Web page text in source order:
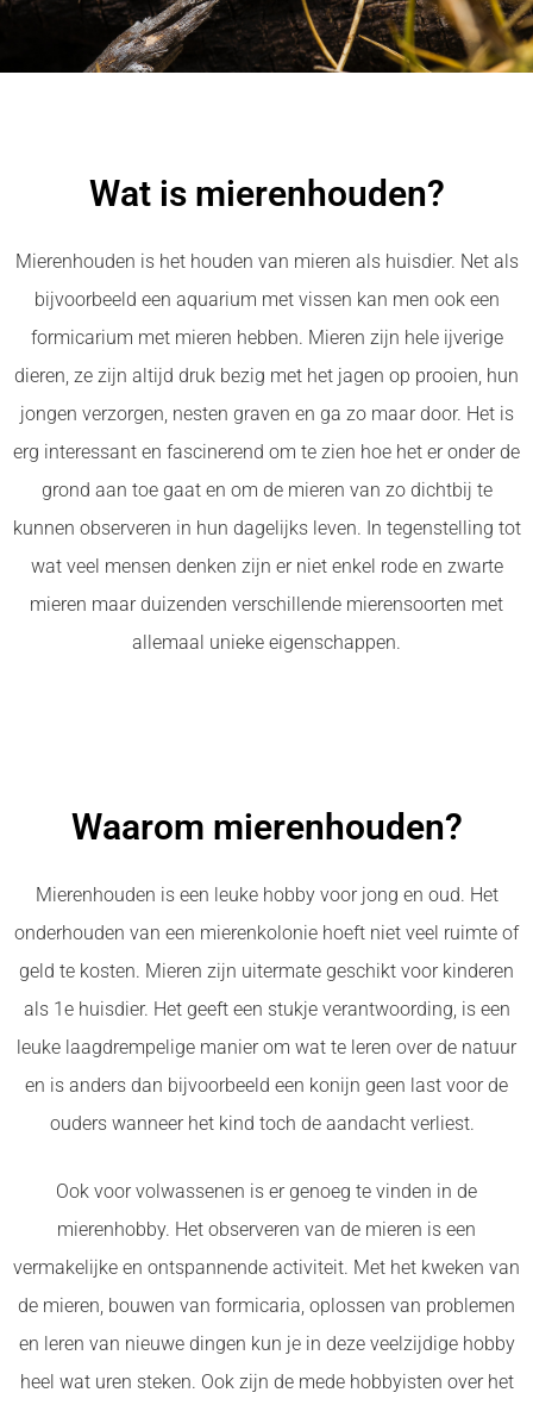
Wat is mierenhouden?
Mierenhouden is het houden van mieren als huisdier. Net als
bijvoorbeeld een aquarium met vissen kan men ook een
formicarium met mieren hebben. Mieren zijn hele ijverige
dieren, ze zijn altijd druk bezig met het jagen op prooien, hun
jongen verzorgen, nesten graven en ga zo maar door. Het is
erg interessant en fascinerend om te zien hoe het er onder de
grond aan toe gaat en om de mieren van zo dichtbij te
kunnen observeren in hun dagelijks leven. In tegenstelling tot
wat veel mensen denken zijn er niet enkel rode en zwarte
mieren maar duizenden verschillende mierensoorten met
allemaal unieke eigenschappen.
Waarom mierenhouden?
Mierenhouden is een leuke hobby voor jong en oud. Het
onderhouden van een mierenkolonie hoeft niet veel ruimte of
geld te kosten. Mieren zijn uitermate geschikt voor kinderen
als 1e huisdier. Het geeft een stukje verantwoording, is een
leuke laagdrempelige manier om wat te leren over de natuur
en is anders dan bijvoorbeeld een konijn geen last voor de
ouders wanneer het kind toch de aandacht verliest.
Ook voor volwassenen is er genoeg te vinden in de
mierenhobby. Het observeren van de mieren is een
vermakelijke en ontspannende activiteit. Met het kweken van
de mieren, bouwen van formicaria, oplossen van problemen
en leren van nieuwe dingen kun je in deze veelzijdige hobby
heel wat uren steken. Ook zijn de mede hobbyisten over het